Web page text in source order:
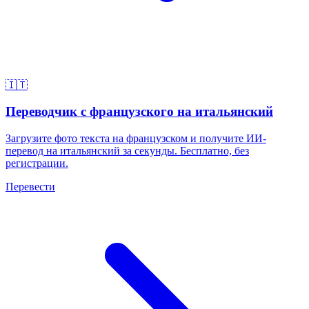
🇮🇹
Переводчик с французского на итальянский
Загрузите фото текста на французском и получите ИИ-
перевод на итальянский за секунды. Бесплатно, без
регистрации.
Перевести